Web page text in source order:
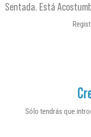
Sentada. Está
Sólo tendrás que